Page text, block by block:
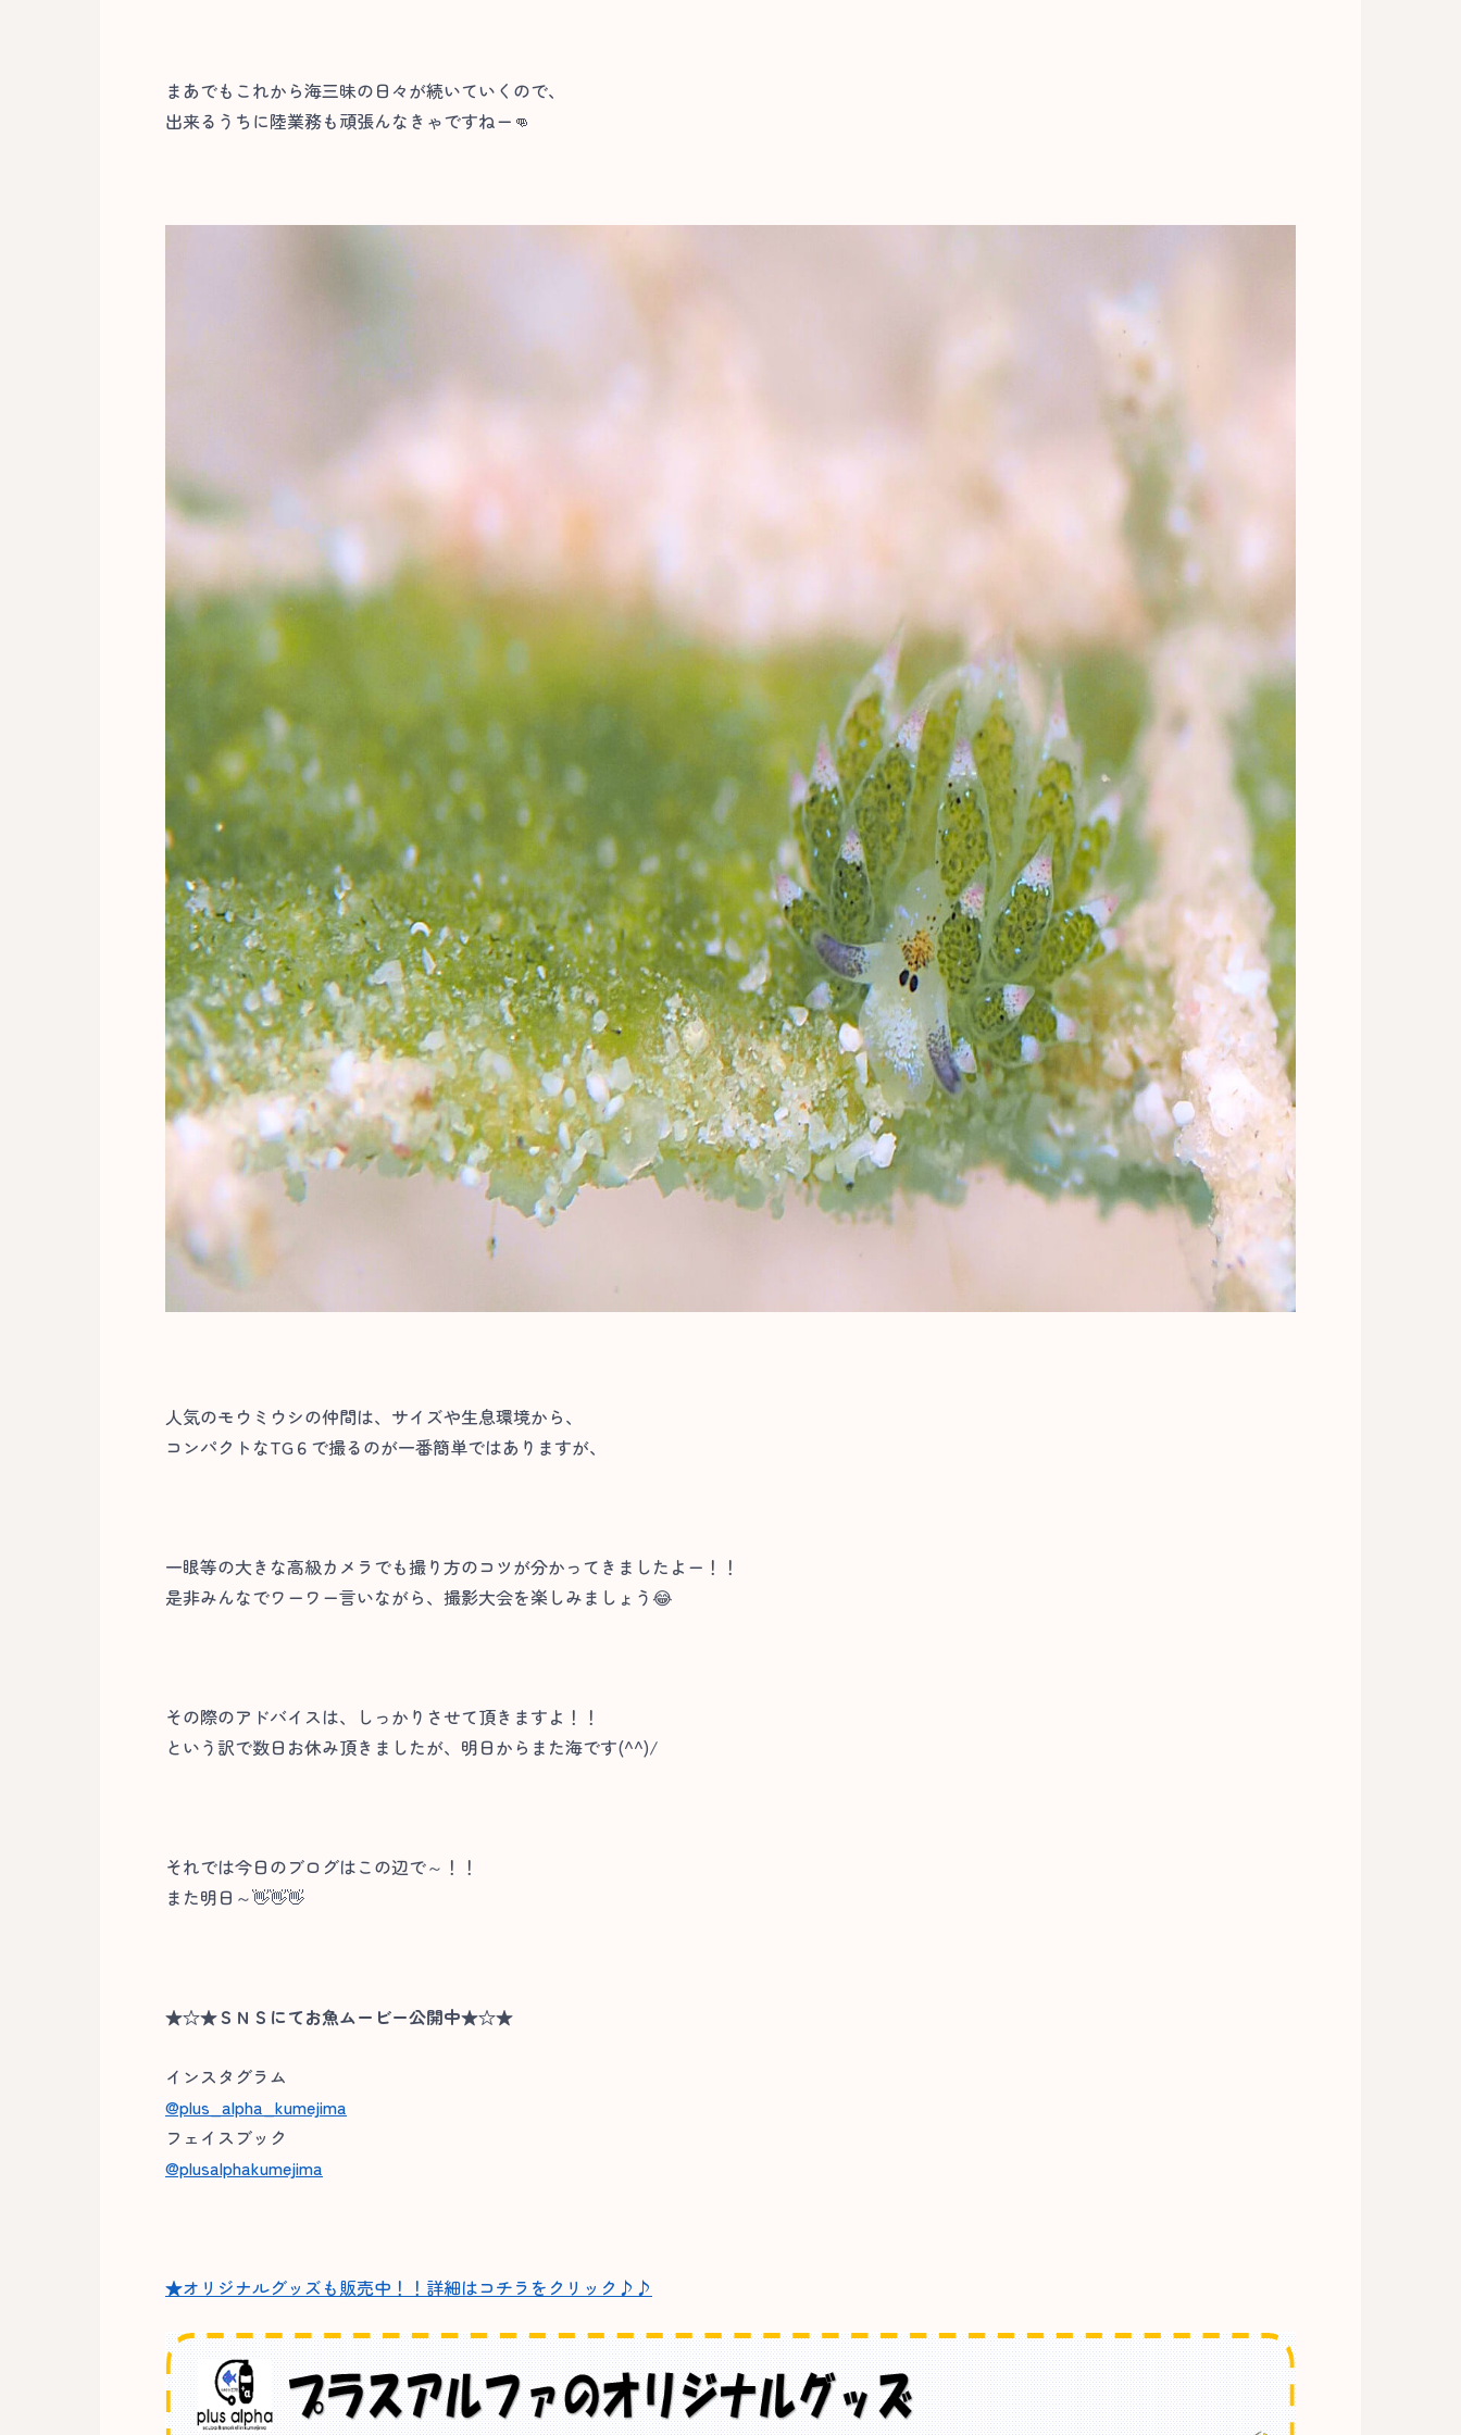
まあでもこれから海三昧の日々が続いていくので、
出来るうちに陸業務も頑張んなきゃですねー👊
人気のモウミウシの仲間は、サイズや生息環境から、
コンパクトなTG６で撮るのが一番簡単ではありますが、
一眼等の大きな高級カメラでも撮り方のコツが分かってきましたよー！！
是非みんなでワーワー言いながら、撮影大会を楽しみましょう😂
その際のアドバイスは、しっかりさせて頂きますよ！！
という訳で数日お休み頂きましたが、明日からまた海です(^^)/
それでは今日のブログはこの辺で～！！
また明日～👋👋👋
★☆★ＳＮＳにてお魚ムービー公開中★☆★
インスタグラム
@plus_alpha_kumejima
フェイスブック
@plusalphakumejima
★オリジナルグッズも販売中！！詳細はコチラをクリック♪♪